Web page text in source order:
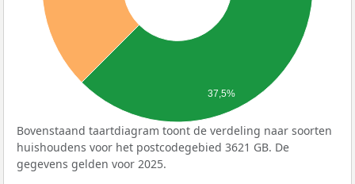
37,5%
Bovenstaand taartdiagram toont de verdeling naar soorten
huishoudens voor het postcodegebied 3621 GB. De
gegevens gelden voor 2025.